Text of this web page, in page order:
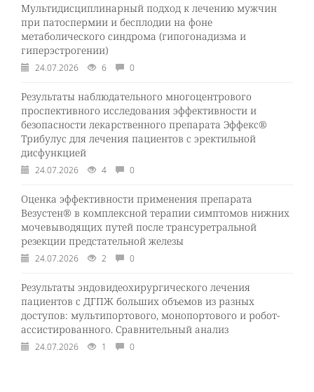
Мультидисциплинарный подход к лечению мужчин
при патоспермии и бесплодии на фоне
метаболического синдрома (гипогонадизма и
гиперэстрогении)
24.07.2026 6 0
Результаты наблюдательного многоцентрового
проспективного исследования эффективности и
безопасности лекарственного препарата Эффекс®
Трибулус для лечения пациентов с эректильной
дисфункцией
24.07.2026 4 0
Оценка эффективности применения препарата
Везустен® в комплексной терапии симптомов нижних
мочевыводящих путей после трансуретральной
резекции предстательной железы
24.07.2026 2 0
Результаты эндовидеохирургического лечения
пациентов с ДГПЖ больших объемов из разных
доступов: мультипортового, монопортового и робот-
ассистированного. Сравнительный анализ
24.07.2026 1 0